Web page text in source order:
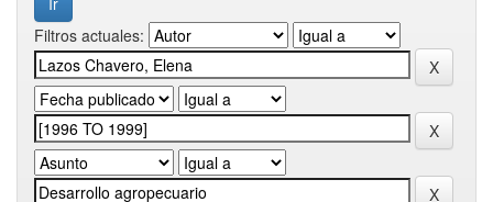
Filtros actuales: